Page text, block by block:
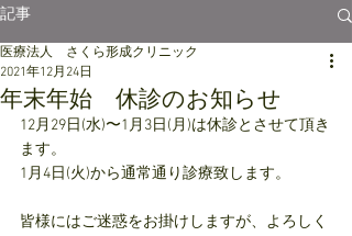
記事
年末年始 休診のお知らせ
医療法人 さくら形成クリニック
2021年12月24日
12月29日(水)〜1月3日(月)は休診とさせて頂き
ます。
1月4日(火)から通常通り診療致します。
皆様にはご迷惑をお掛けしますが、よろしく